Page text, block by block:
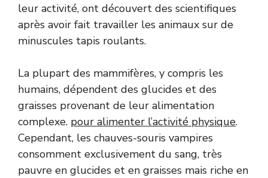
leur activité, ont découvert des scientifiques
après avoir fait travailler les animaux sur de
minuscules tapis roulants.
La plupart des mammifères, y compris les
humains, dépendent des glucides et des
graisses provenant de leur alimentation
complexe. pour alimenter l’activité physique.
Cependant, les chauves-souris vampires
consomment exclusivement du sang, très
pauvre en glucides et en graisses mais riche en